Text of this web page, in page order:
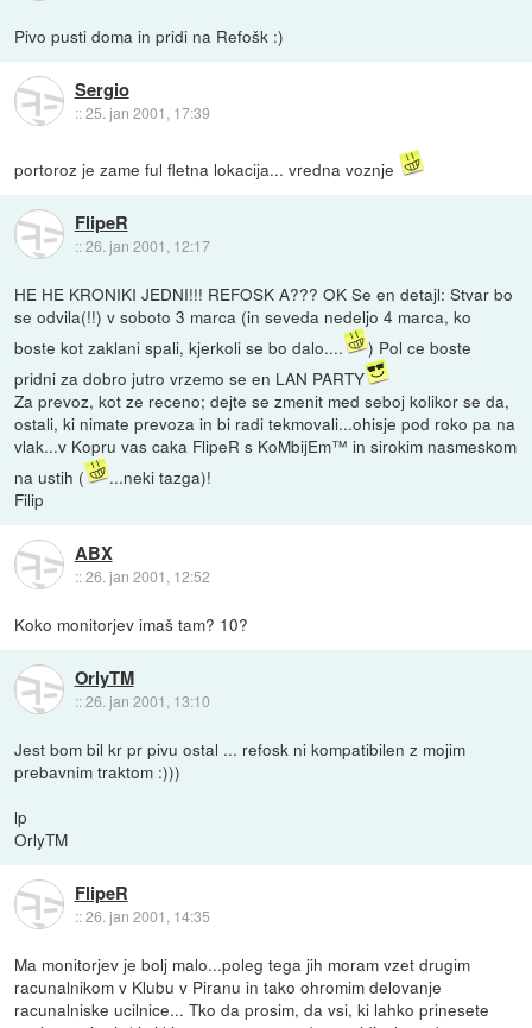
Pivo pusti doma in pridi na Refošk :)
Sergio
::25. jan 2001, 17:39
portoroz je zame ful fletna lokacija... vredna voznje
FlipeR
::26. jan 2001, 12:17
HE HE KRONIKI JEDNI!!! REFOSK A??? OK Se en detajl: Stvar bo
se odvila(!!) v soboto 3 marca (in seveda nedeljo 4 marca, ko
boste kot zaklani spali, kjerkoli se bo dalo....
) Pol ce boste
pridni za dobro jutro vrzemo se en LAN PARTY
Za prevoz, kot ze receno; dejte se zmenit med seboj kolikor se da,
ostali, ki nimate prevoza in bi radi tekmovali...ohisje pod roko pa na
vlak...v Kopru vas caka FlipeR s KoMbijEm™ in sirokim nasmeskom
na ustih (
...neki tazga)!
Filip
ABX
::26. jan 2001, 12:52
Koko monitorjev imaš tam? 10?
OrlyTM
::26. jan 2001, 13:10
Jest bom bil kr pr pivu ostal ... refosk ni kompatibilen z mojim
prebavnim traktom :)))
lp
OrlyTM
FlipeR
::26. jan 2001, 14:35
Ma monitorjev je bolj malo...poleg tega jih moram vzet drugim
racunalnikom v Klubu v Piranu in tako ohromim delovanje
racunalniske ucilnice... Tko da prosim, da vsi, ki lahko prinesete